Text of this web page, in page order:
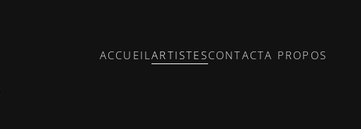
ACCUEILARTISTESCONTACTA PROPOS